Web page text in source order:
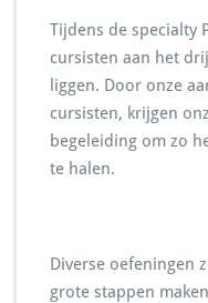
Tijdens de specialty
cursisten aan het
liggen. Door onze
cursisten, krijgen
begeleiding om zo
te halen.
Diverse oefeningen
grote stappen